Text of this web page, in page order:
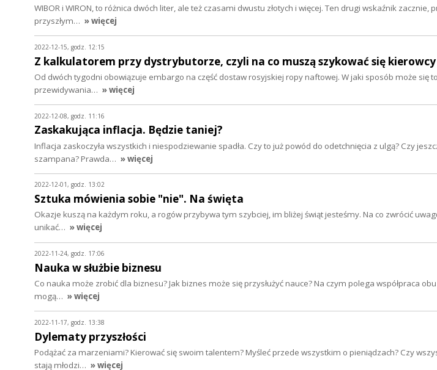
WIBOR i WIRON, to różnica dwóch liter, ale też czasami dwustu złotych i więcej. Ten drugi wskaźnik
przyszłym… » więcej
2022-12-15, godz. 12:15
Z kalkulatorem przy dystrybutorze, czyli na co muszą szykować się kierowcy
Od dwóch tygodni obowiązuje embargo na część dostaw rosyjskiej ropy naftowej. W jaki sposób może się
przewidywania… » więcej
2022-12-08, godz. 11:16
Zaskakująca inflacja. Będzie taniej?
Inflacja zaskoczyła wszystkich i niespodziewanie spadła. Czy to już powód do odetchnięcia z ulgą? Czy
szampana? Prawda… » więcej
2022-12-01, godz. 13:02
Sztuka mówienia sobie "nie". Na święta
Okazje kuszą na każdym roku, a rogów przybywa tym szybciej, im bliżej świąt jesteśmy. Na co zwrócić
unikać… » więcej
2022-11-24, godz. 17:06
Nauka w służbie biznesu
Co nauka może zrobić dla biznesu? Jak biznes może się przysłużyć nauce? Na czym polega współpraca
mogą… » więcej
2022-11-17, godz. 13:38
Dylematy przyszłości
Podążać za marzeniami? Kierować się swoim talentem? Myśleć przede wszystkim o pieniądzach? Czy
stają młodzi… » więcej